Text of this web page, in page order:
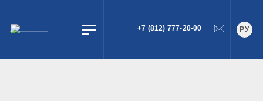
ПОИСК
+7 (812) 777-20-00 РУ